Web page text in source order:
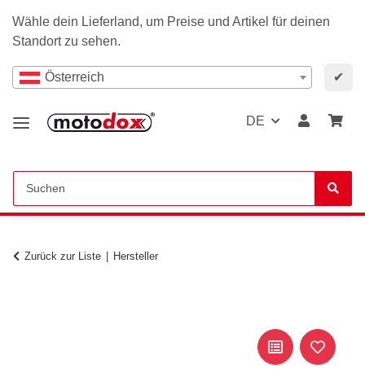
Wähle dein Lieferland, um Preise und Artikel für deinen
Standort zu sehen.
Österreich ✔
DE
Zurück zur Liste Hersteller